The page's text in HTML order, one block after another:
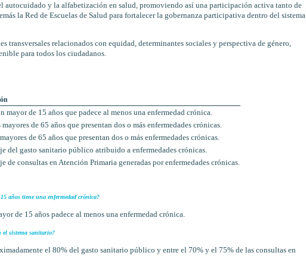
autocuidado y la alfabetización en salud, promoviendo así una participación activa tanto de
la Red de Escuelas de Salud para fortalecer la gobernanza participativa dentro del sistema
transversales relacionados con equidad, determinantes sociales y perspectiva de género,
para todos los ciudadanos.
mayor de 15 años que padece al menos una enfermedad crónica.
mayores de 65 años que presentan dos o más enfermedades crónicas.
de 65 años que presentan dos o más enfermedades crónicas.
del gasto sanitario público atribuido a enfermedades crónicas.
de consultas en Atención Primaria generadas por enfermedades crónicas.
años tiene una enfermedad crónica?
de 15 años padece al menos una enfermedad crónica.
el sistema sanitario?
el 80% del gasto sanitario público y entre el 70% y el 75% de las consultas en